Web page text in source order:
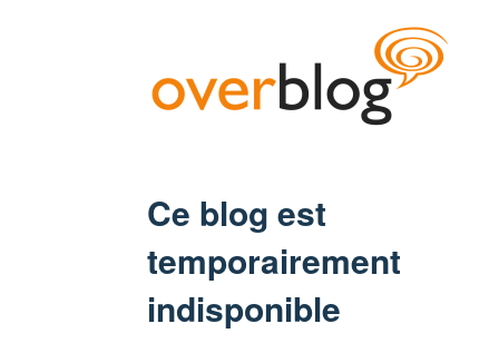
Ce blog est
temporairement
indisponible